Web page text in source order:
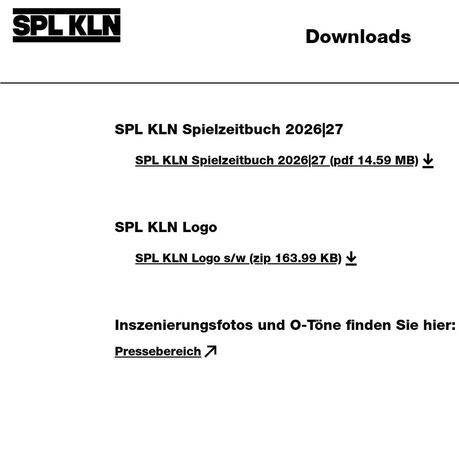
Direkt zum Inhalt
Downloads
SPL KLN Spielzeitbuch 2026|27
SPL KLN Spielzeitbuch 2026|27 (pdf 14.59 MB)
SPL KLN Logo
SPL KLN Logo s/w (zip 163.99 KB)
Inszenierungsfotos und O-Töne finden Sie hier:
Pressebereich